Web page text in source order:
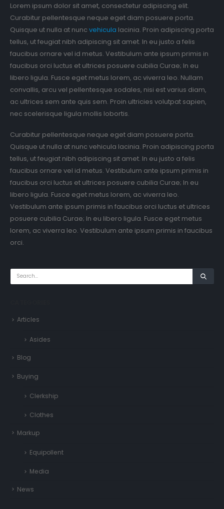
Lorem ipsum dolor sit amet, consectetur adipiscing elit.
Curabitur pellentesque neque eget diam posuere porta.
Quisque ut nulla at nunc vehicula lacinia. Proin adipiscing porta
tellus, ut feugiat nibh adipiscing sit amet. In eu justo a felis
faucibus ornare vel id metus. Vestibulum ante ipsum primis in
faucibus orci luctus et ultrices posuere cubilia Curae; In eu
libero ligula. Fusce eget metus lorem, ac viverra leo. Nullam
convallis, arcu vel pellentesque sodales, nisi est varius diam,
ac ultrices sem ante quis sem. Proin ultricies volutpat sapien,
nec scelerisque ligula mollis lobortis.
Curabitur pellentesque neque eget diam posuere porta.
Quisque ut nulla at nunc vehicula lacinia. Proin adipiscing porta
tellus, ut feugiat nibh adipiscing sit amet. In eu justo a felis
faucibus ornare vel id metus. Vestibulum ante ipsum primis in
faucibus orci luctus et ultrices posuere cubilia Curae; In eu
libero ligula. Fusce eget metus lorem, ac viverra leo.
Vestibulum ante ipsum primis in faucibus orci luctus et ultrices
posuere cubilia Curae; In eu libero ligula. Fusce eget metus
lorem, ac viverra leo. Vestibulum ante ipsum primis in faucibus
orci.
Articles
Asides
Blog
Buying
Clerkship
Clothes
Markup
Equipollent
Media
News